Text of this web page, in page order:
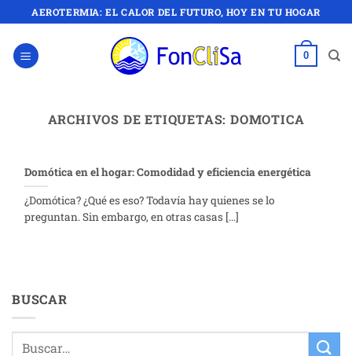
Saltar
al
contenido
AEROTERMIA: EL CALOR DEL FUTURO, HOY EN TU HOGAR
0
ARCHIVOS DE ETIQUETAS: DOMOTICA
Domótica en el hogar: Comodidad y eficiencia energética
¿Domótica? ¿Qué es eso? Todavía hay quienes se lo
preguntan. Sin embargo, en otras casas [...]
BUSCAR